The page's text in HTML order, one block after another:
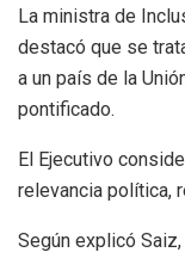
La ministra de
destacó que se
a un país de la
pontificado.
El Ejecutivo
relevancia política,
Según explicó